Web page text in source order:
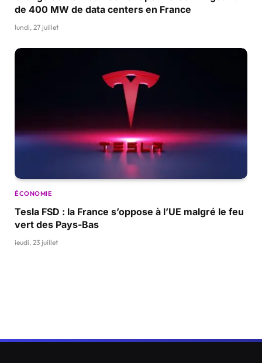
de 400 MW de data centers en France
lundi, 27 juillet
ÉCONOMIE
Tesla FSD : la France s’oppose à l’UE malgré le feu
vert des Pays-Bas
jeudi, 23 juillet